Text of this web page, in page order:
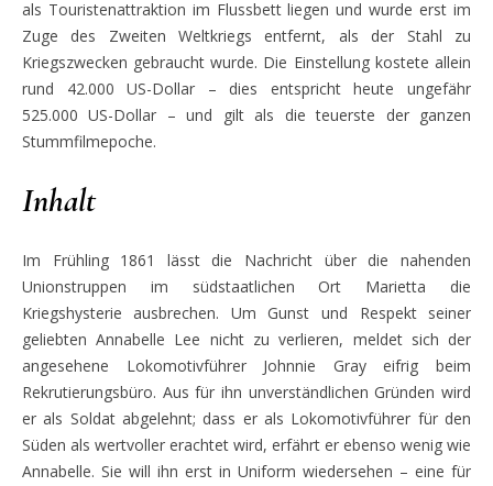
als Touristenattraktion im Flussbett liegen und wurde erst im
Zuge des Zweiten Weltkriegs entfernt, als der Stahl zu
Kriegszwecken gebraucht wurde. Die Einstellung kostete allein
rund 42.000 US-Dollar – dies entspricht heute ungefähr
525.000 US-Dollar – und gilt als die teuerste der ganzen
Stummfilmepoche.
Inhalt
Im Frühling 1861 lässt die Nachricht über die nahenden
Unionstruppen im südstaatlichen Ort Marietta die
Kriegshysterie ausbrechen. Um Gunst und Respekt seiner
geliebten Annabelle Lee nicht zu verlieren, meldet sich der
angesehene Lokomotivführer Johnnie Gray eifrig beim
Rekrutierungsbüro. Aus für ihn unverständlichen Gründen wird
er als Soldat abgelehnt; dass er als Lokomotivführer für den
Süden als wertvoller erachtet wird, erfährt er ebenso wenig wie
Annabelle. Sie will ihn erst in Uniform wiedersehen – eine für